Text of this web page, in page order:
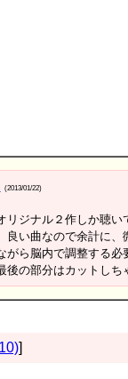
(2013/01/22)
リジナル２作しか聴い
良い曲なので余計に
がら脳内で調整する必
後の部分はカットしち
]